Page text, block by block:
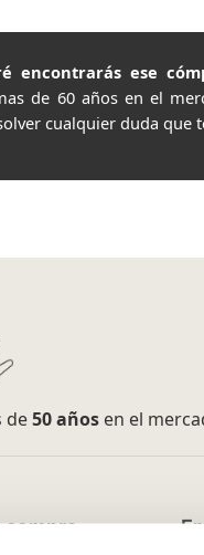
encontrarás ese
de 60 años en el
cualquier duda que
de50 añosen el
compra